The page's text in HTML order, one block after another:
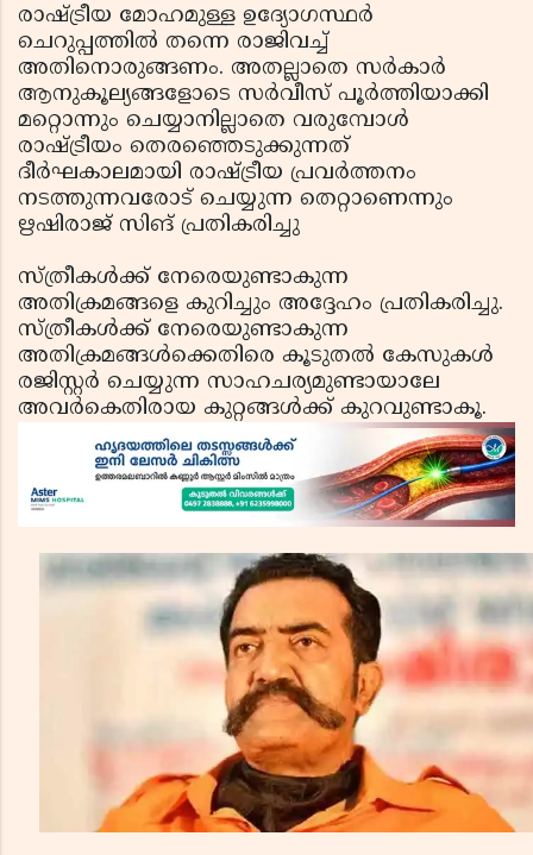
രാഷ്ട്രീയ മോഹമുള്ള ഉദ്യോഗസ്ഥര്‍
ചെറുപ്പത്തില്‍ തന്നെ രാജിവച്ച്
അതിനൊരുങ്ങണം. അതല്ലാതെ സര്‍കാര്‍
ആനുകൂല്യങ്ങളോടെ സര്‍വീസ് പൂര്‍ത്തിയാക്കി
മറ്റൊന്നും ചെയ്യാനില്ലാതെ വരുമ്പോള്‍
രാഷ്ട്രീയം തെരഞ്ഞെടുക്കുന്നത്
ദീര്‍ഘകാലമായി രാഷ്ട്രീയ പ്രവര്‍ത്തനം
നടത്തുന്നവരോട് ചെയ്യുന്ന തെറ്റാണെന്നും
ഋഷിരാജ് സിങ് പ്രതികരിച്ചു
സ്ത്രീകള്‍ക്ക് നേരെയുണ്ടാകുന്ന
അതിക്രമങ്ങളെ കുറിച്ചും അദ്ദേഹം പ്രതികരിച്ചു.
സ്ത്രീകള്‍ക്ക് നേരെയുണ്ടാകുന്ന
അതിക്രമങ്ങള്‍ക്കെതിരെ കൂടുതല്‍ കേസുകള്‍
രജിസ്റ്റര്‍ ചെയ്യുന്ന സാഹചര്യമുണ്ടായാലേ
അവര്‍കെതിരായ കുറ്റങ്ങള്‍ക്ക് കുറവുണ്ടാകൂ.